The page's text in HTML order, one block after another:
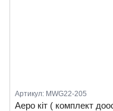
Артикул: MWG22-205
Аеро кіт ( комплект